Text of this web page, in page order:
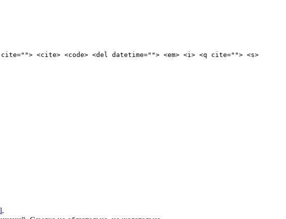
<cite> <code> <del datetime=""> <em> <i> <q cite=""> <s>
.